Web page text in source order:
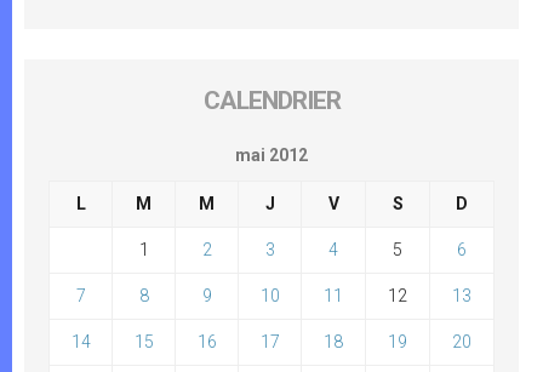
CALENDRIER
mai 2012
L M M J V S D
1 2 3 4 5 6
7 8 9 10 11 12 13
14 15 16 17 18 19 20